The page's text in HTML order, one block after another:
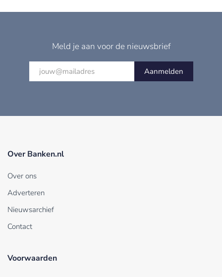
Meld je aan voor de nieuwsbrief
Aanmelden
Over Banken.nl
Over ons
Adverteren
Nieuwsarchief
Contact
Voorwaarden